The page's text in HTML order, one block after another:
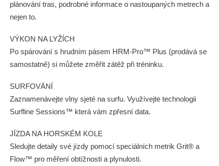
plánování tras, podrobné informace o nastoupaných metrech a
nejen to.
VÝKON NA LYŽÍCH
Po spárování s hrudním pásem HRM-Pro™ Plus (prodává se
samostatně) si můžete změřit zátěž při tréninku.
SURFOVÁNÍ
Zaznamenávejte vlny sjeté na surfu. Využívejte technologii
Surfline Sessions™ která vám zpřesní data.
JÍZDA NA HORSKÉM KOLE
Sledujte detaily své jízdy pomocí speciálních metrik Grit® a
Flow™ pro měření obtížnosti a plynulosti.